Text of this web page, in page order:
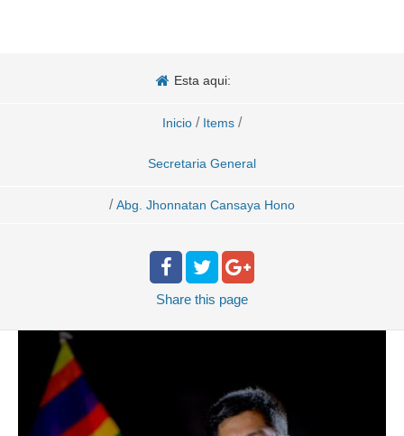
Esta aqui:
Inicio / Items /
Secretaria General
/ Abg. Jhonnatan Cansaya Hono
Share this page